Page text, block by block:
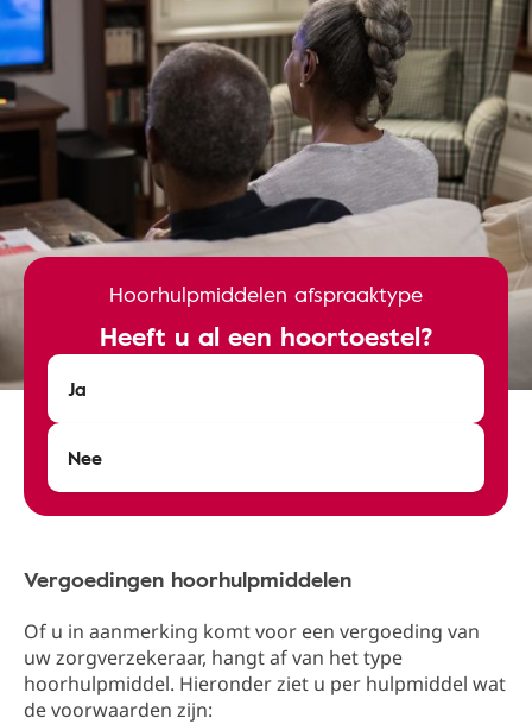
Hoorhulpmiddelen afspraaktype
Heeft u al een hoortoestel?
Ja
Nee
Vergoedingen hoorhulpmiddelen
Of u in aanmerking komt voor een vergoeding van
uw zorgverzekeraar, hangt af van het type
hoorhulpmiddel. Hieronder ziet u per hulpmiddel wat
de voorwaarden zijn: